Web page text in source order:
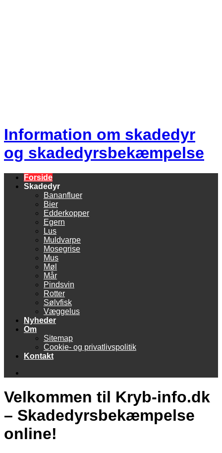
Information om skadedyr
og skadedyrsbekæmpelse
Forside
Skadedyr
Bananfluer
Bier
Edderkopper
Egern
Lus
Muldvarpe
Mosegrise
Mus
Møl
Mår
Pindsvin
Rotter
Sølvfisk
Væggelus
Nyheder
Om
Sitemap
Cookie- og privatlivspolitik
Kontakt
Velkommen til Kryb-info.dk
– Skadedyrsbekæmpelse
online!